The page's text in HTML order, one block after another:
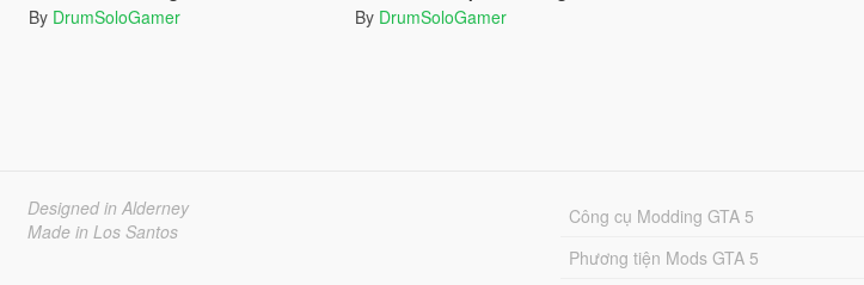
By DrumSoloGamer By DrumSoloGamer
Designed in Alderney
Made in Los Santos
Công cụ Modding GTA 5
Phương tiện Mods GTA 5